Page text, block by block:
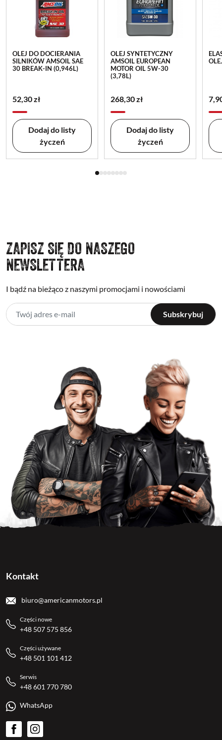
OLEJ DO DOCIERANIA
SILNIKÓW AMSOIL SAE
30 BREAK-IN (0,946L)
52,30 zł
Dodaj do listy
życzeń
OLEJ SYNTETYCZNY
AMSOIL EUROPEAN
MOTOR OIL 5W-30
(3,78L)
268,30 zł
Dodaj do listy
życzeń
ZAPISZ SIĘ DO NASZEGO
NEWSLETTERA
I bądź na bieżąco z naszymi promocjami i nowościami
Kontakt
biuro@americanmotors.pl
Części nowe
+48 507 575 856
Części używane
+48 501 101 412
Serwis
+48 601 770 780
WhatsApp